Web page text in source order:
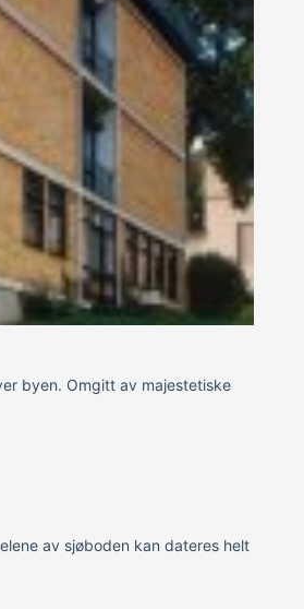
byen. Omgitt av majestetiske
av sjøboden kan dateres helt